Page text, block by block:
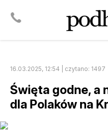
16.03.2025, 12:54 | czytano: 1497
Święta godne, a
dla Polaków na